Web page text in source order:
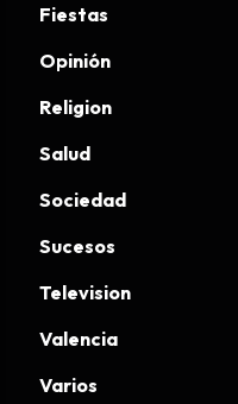
Fiestas
Opinión
Religion
Salud
Sociedad
Sucesos
Television
Valencia
Varios